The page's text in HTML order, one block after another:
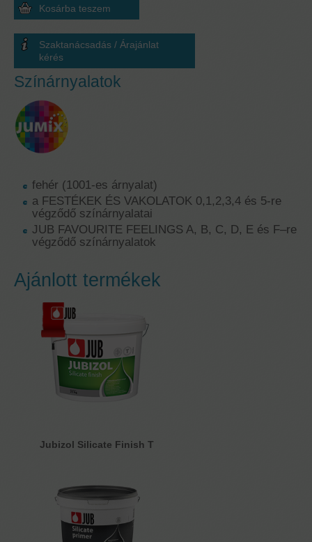
Szaktanácsadás / Árajánlat
kérés
Színárnyalatok
fehér (1001-es árnyalat)
a FESTÉKEK ÉS VAKOLATOK 0,1,2,3,4 és 5-re
végződő színárnyalatai
JUB FAVOURITE FEELINGS A, B, C, D, E és F–re
végződő színárnyalatok
Ajánlott termékek
Jubizol Silicate Finish T